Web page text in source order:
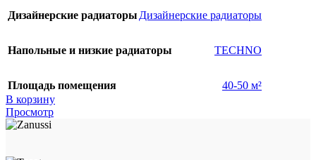
Дизайнерские радиаторы Дизайнерские радиаторы
Напольные и низкие радиаторы TECHNO
Площадь помещения
40-50 м²
В корзину
Просмотр